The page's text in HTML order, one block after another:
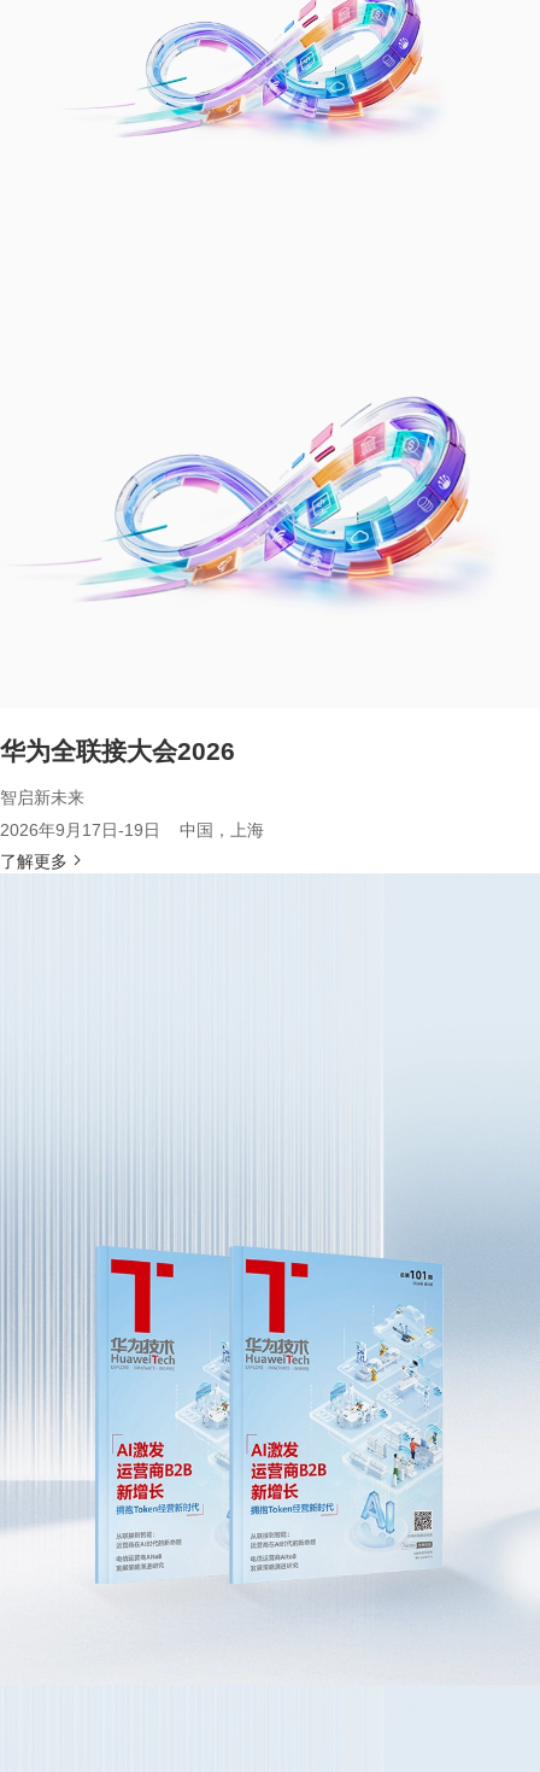
华为全联接大会2026
智启新未来
2026年9月17日-19日 中国，上海
了解更多